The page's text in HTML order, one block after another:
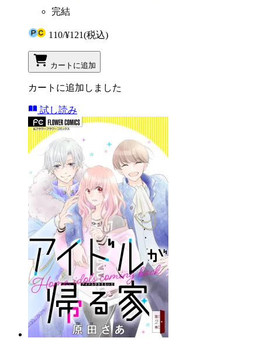
完結
110/¥121(税込)
カートに追加
カートに追加しました
試し読み